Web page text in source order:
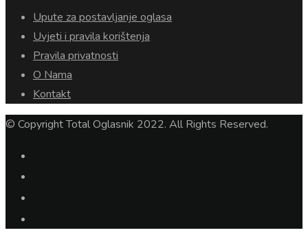
Upute za postavljanje oglasa
Uvjeti i pravila korištenja
Pravila privatnosti
O Nama
Kontakt
© Copyright Total Oglasnik 2022. All Rights Reserved.